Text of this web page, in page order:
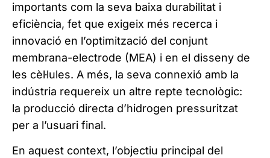
importants com la seva baixa durabilitat i
eficiència, fet que exigeix més recerca i
innovació en l’optimització del conjunt
membrana-electrode (MEA) i en el disseny de
les cèl·lules. A més, la seva connexió amb la
indústria requereix un altre repte tecnològic:
la producció directa d’hidrogen pressuritzat
per a l’usuari final.
En aquest context, l’objectiu principal del